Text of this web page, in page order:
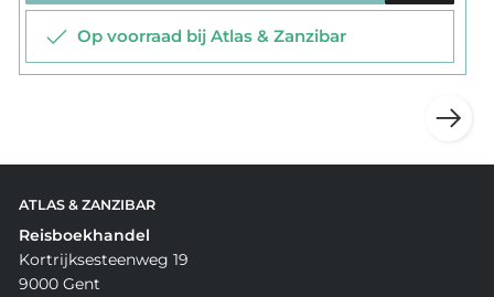
Op voorraad bij Atlas & Zanzibar
ATLAS & ZANZIBAR
Reisboekhandel
Kortrijksesteenweg 19
9000 Gent